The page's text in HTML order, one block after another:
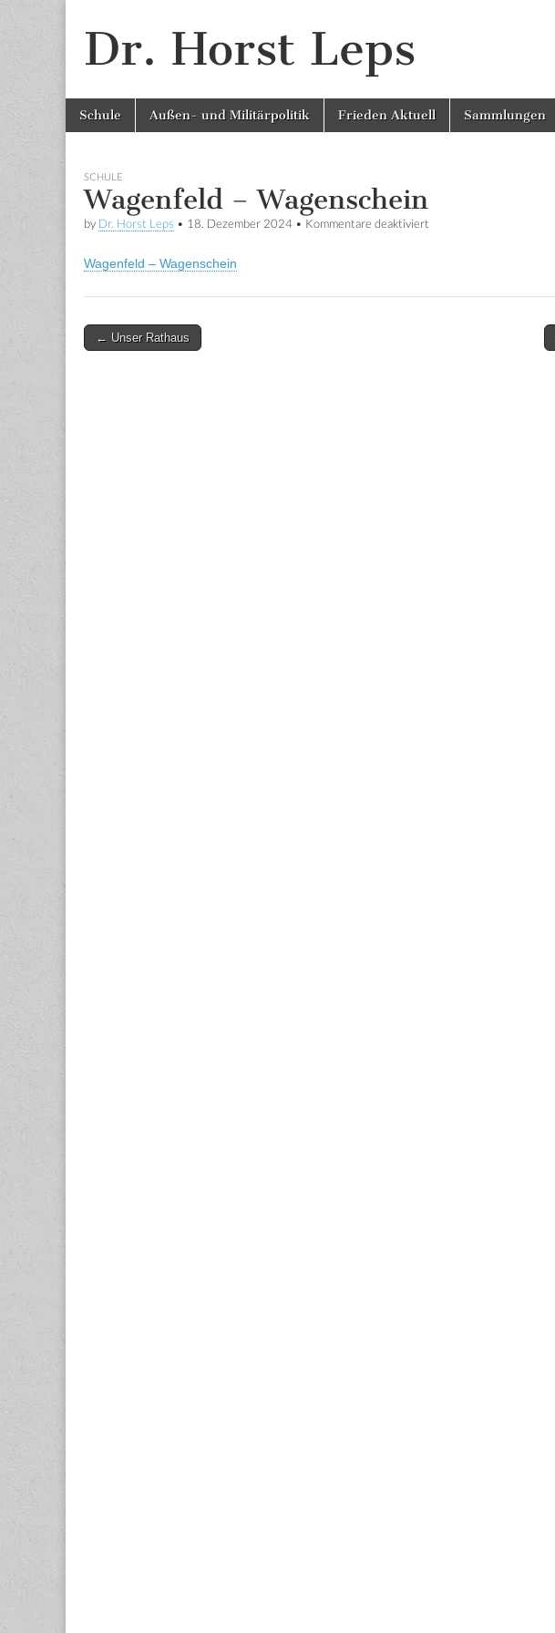
Dr. Horst Leps
Main menu
Skip to content
Schule Außen- und Militärpolitik Frieden Aktuell Sammlungen
SCHULE
Wagenfeld – Wagenschein
by Dr. Horst Leps • 18. Dezember 2024 • Kommentare deaktiviert
Wagenfeld – Wagenschein
Post navigation
← Unser Rathaus